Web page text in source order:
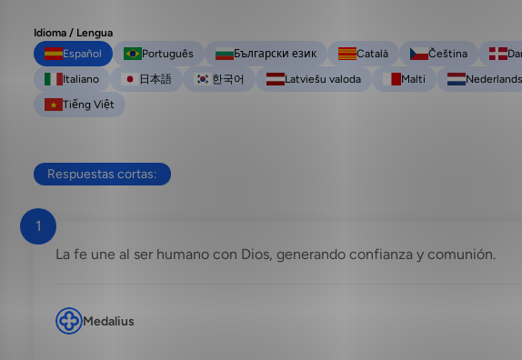
Idioma / Lengua
Español
Português Български език Català Čeština
Italiano
日本語 한국어 Latviešu valoda Malti Nederlands
Tiếng Việt
Respuestas cortas:
1
La fe une al ser humano con Dios, generando confianza y comunión.
Medalius